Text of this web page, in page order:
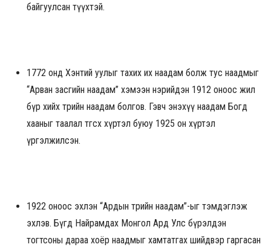
байгуулсан түүхтэй.
1772 онд Хэнтий уулыг тахих их наадам болж тус наадмыг
“Арван засгийн наадам” хэмээн нэрийдэн 1912 оноос жил
бүр хийх төрийн наадам болгов. Гэвч энэхүү наадам Богд
хааныг таалал төгсөх хүртэл буюу 1925 он хүртэл
үргэлжилсэн.
1922 оноос эхлэн “Ардын төрийн наадам”-ыг тэмдэглэж
эхлэв. Бүгд Найрамдах Монгол Ард Улс бүрэлдэн
тогтсоны дараа хоёр наадмыг хамтатгах шийдвэр гаргасан